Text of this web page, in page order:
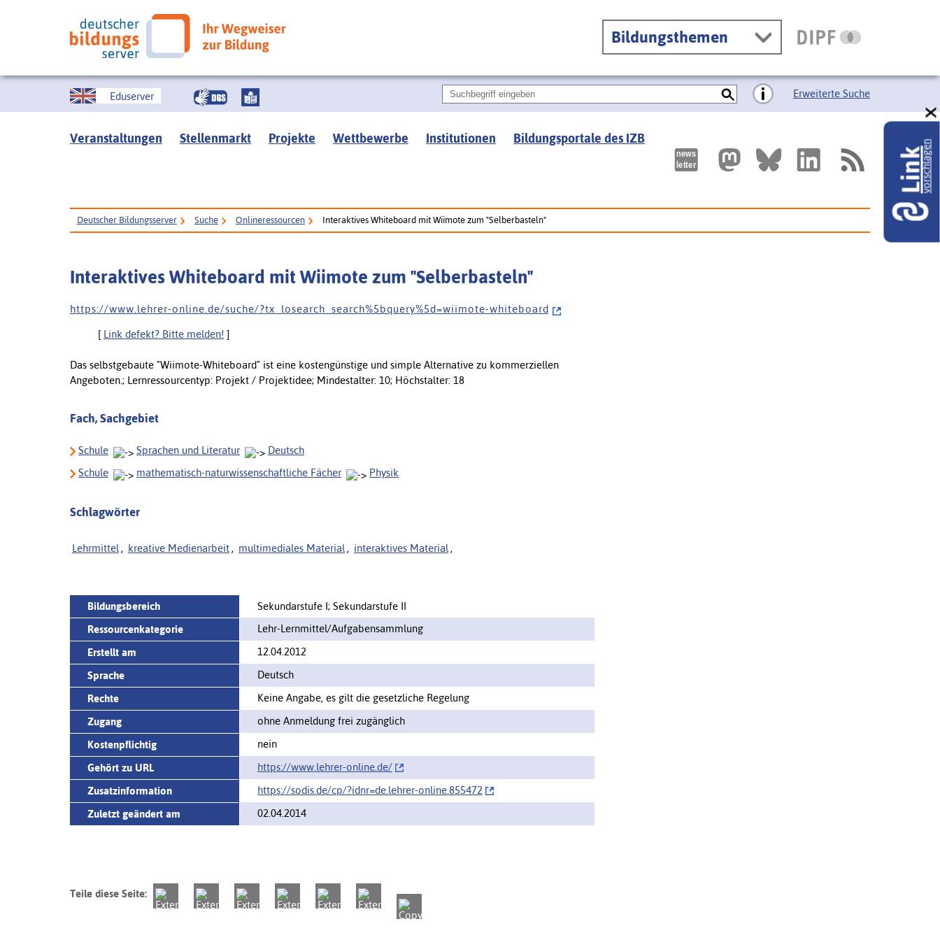
Bildungsthemen
Eduserver Erweiterte Suche
Veranstaltungen Stellenmarkt Projekte Wettbewerbe Institutionen Bildungsportale des IZB
Deutscher Bildungsserver Suche Onlineressourcen Interaktives Whiteboard mit Wiimote zum "Selberbasteln"
Interaktives Whiteboard mit Wiimote zum "Selberbasteln"
h t t p s : / / w w w . l e h r e r - o n l i n e . d e / s u c h e / ? t x _ l o s e a r c h _ s e a r c h % 5 b q u e r y % 5 d = w i i m o t e - w h i t e b o a r d
[ Link defekt? Bitte melden! ]
Das selbstgebaute "Wiimote-Whiteboard" ist eine kostengünstige und simple Alternative zu kommerziellen
Angeboten.; Lernressourcentyp: Projekt / Projektidee; Mindestalter: 10; Höchstalter: 18
Fach, Sachgebiet
Schule Sprachen und Literatur
Deutsch
Schule
mathematisch-naturwissenschaftliche Fächer Physik
Schlagwörter
Lehrmittel , kreative Medienarbeit , multimediales Material , interaktives Material ,
Bildungsbereich
Sekundarstufe I; Sekundarstufe II
Ressourcenkategorie
Lehr-Lernmittel/Aufgabensammlung
Erstellt am
12.04.2012
Sprache
Deutsch
Rechte
Keine Angabe, es gilt die gesetzliche Regelung
Zugang
ohne Anmeldung frei zugänglich
Kostenpflichtig
nein
Gehört zu URL
https://www.lehrer-online.de/‌
Zusatzinformation
https://sodis.de/cp/‌?idnr=de.lehrer-online.855472
Zuletzt geändert am
02.04.2014
Teile diese Seite:
Linkvorschlagen